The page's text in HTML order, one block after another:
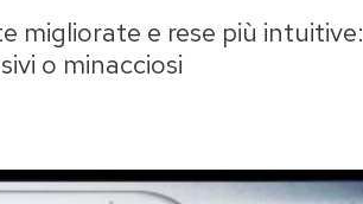
migliorate e rese più intuitive:
o minacciosi